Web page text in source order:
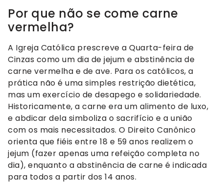
Por que não se come carne
vermelha?
A Igreja Católica prescreve a Quarta-feira de
Cinzas como um dia de jejum e abstinência de
carne vermelha e de ave. Para os católicos, a
prática não é uma simples restrição dietética,
mas um exercício de desapego e solidariedade.
Historicamente, a carne era um alimento de luxo,
e abdicar dela simboliza o sacrifício e a união
com os mais necessitados. O Direito Canônico
orienta que fiéis entre 18 e 59 anos realizem o
jejum (fazer apenas uma refeição completa no
dia), enquanto a abstinência de carne é indicada
para todos a partir dos 14 anos.